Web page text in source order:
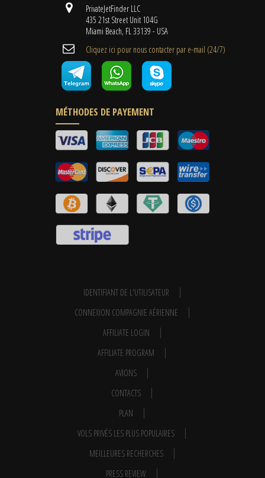
PrivateJetFinder LLC
435 21st Street Unit 104G
Miami Beach, FL 33139 - USA
Cliquez ici pour nous contacter par e-mail (24/7)
MÉTHODES DE PAYEMENT
IDENTIFIANT DE L'UTILISATEUR
CONNEXION COMPAGNIE AÉRIENNE
AFFILIATE LOGIN
AFFILIATE PROGRAM
AVIONS
CONTACTS
PLAN
VOLS PRIVÉS LES PLUS POPULAIRES
MEILLEURES RECHERCHES
PRESS REVIEW